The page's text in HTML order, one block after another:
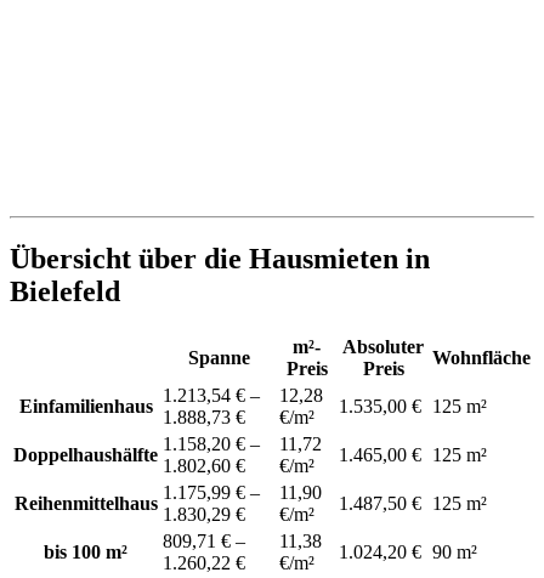
Übersicht über die Hausmieten in
Bielefeld
Spanne
m²-
Preis
Absoluter
Preis
Wohnfläche
Einfamilienhaus
1.213,54 € –
1.888,73 €
12,28
€/m²
1.535,00 € 125 m²
Doppelhaushälfte
1.158,20 € –
1.802,60 €
11,72
€/m²
1.465,00 € 125 m²
Reihenmittelhaus
1.175,99 € –
1.830,29 €
11,90
€/m²
1.487,50 € 125 m²
bis 100 m²
809,71 € –
1.260,22 €
11,38
€/m²
1.024,20 € 90 m²